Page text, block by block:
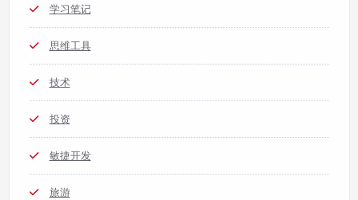
学习笔记
思维工具
技术
投资
敏捷开发
旅游